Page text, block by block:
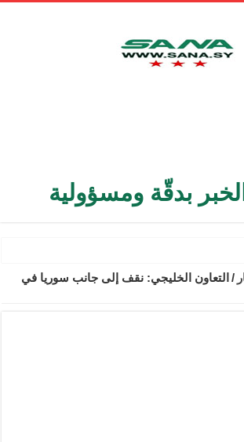
بدقّة ومسؤولية
مقبرة جماعية في ريف اللاذقية تضم 9 جثامين
في باريس تعزيز الاستقرار في سوريا
/ التعاون الخليجي: نقف إلى جانب سوريا في